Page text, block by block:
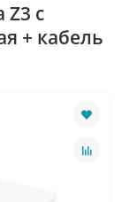
Z3 с
+ кабель